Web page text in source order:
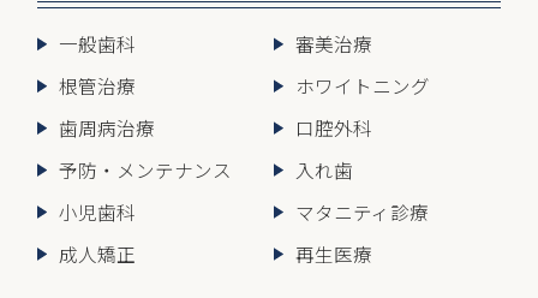
一般歯科
根管治療
歯周病治療
予防・メンテナンス
小児歯科
成人矯正
審美治療
ホワイトニング
口腔外科
入れ歯
マタニティ診療
再生医療